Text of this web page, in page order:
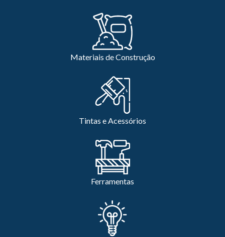
Materiais de Construção
Tintas e Acessórios
Ferramentas